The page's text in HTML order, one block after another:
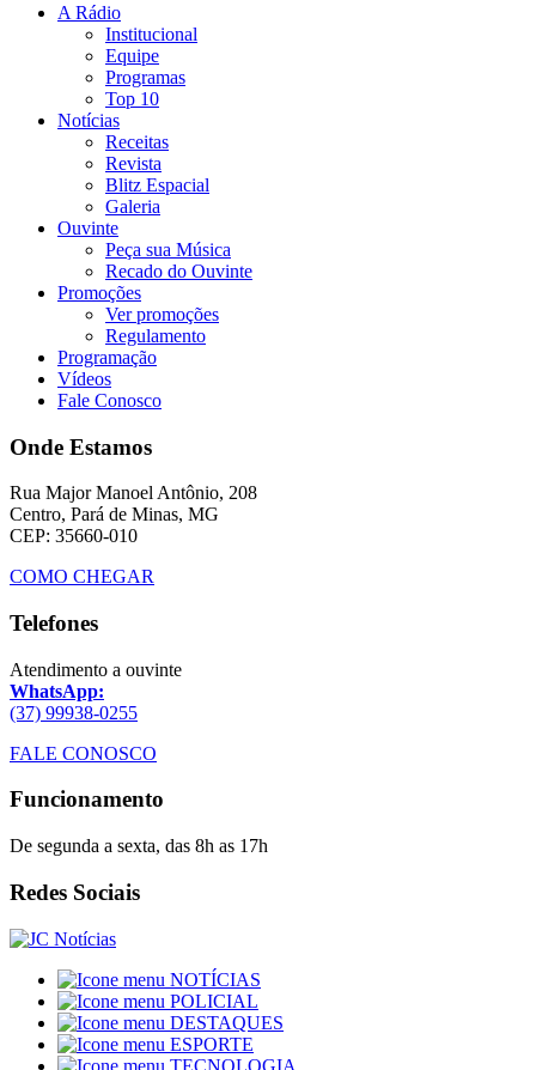
A Rádio
Institucional
Equipe
Programas
Top 10
Notícias
Receitas
Revista
Blitz Espacial
Galeria
Ouvinte
Peça sua Música
Recado do Ouvinte
Promoções
Ver promoções
Regulamento
Programação
Vídeos
Fale Conosco
Onde Estamos
Rua Major Manoel Antônio, 208
Centro, Pará de Minas, MG
CEP: 35660-010
COMO CHEGAR
Telefones
Atendimento a ouvinte
WhatsApp:
(37) 99938-0255
FALE CONOSCO
Funcionamento
De segunda a sexta, das 8h as 17h
Redes Sociais
NOTÍCIAS
POLICIAL
DESTAQUES
ESPORTE
TECNOLOGIA